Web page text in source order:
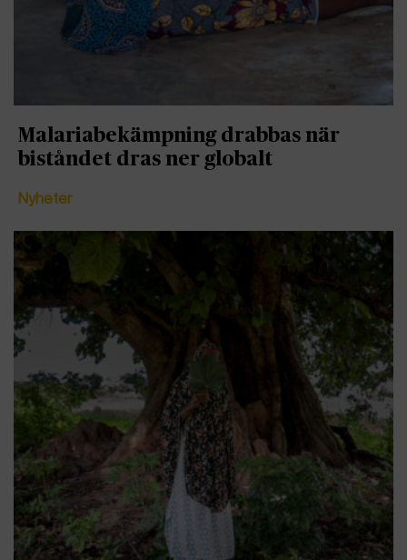
Malariabekämpning drabbas när
biståndet dras ner globalt
Nyheter